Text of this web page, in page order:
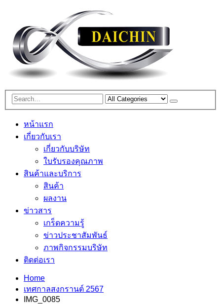
หน้าแรก
เกี่ยวกับเรา
เกี่ยวกับบริษัท
ใบรับรองคุณภาพ
สินค้าและบริการ
สินค้า
ผลงาน
ข่าวสาร
เกร็ดความรู้
ข่าวประชาสัมพันธ์
ภาพกิจกรรมบริษัท
ติดต่อเรา
Home
เทศกาลสงกรานต์ 2567
IMG_0085